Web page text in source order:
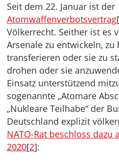
Seit dem 22. Januar ist der
Atomwaffenverbotsvertrag[
Völkerrecht. Seither ist es
Arsenale zu entwickeln, zu
transferieren oder sie zu
drohen oder sie
Einsatz unterstützend
sogenannte „Atomare
„Nukleare Teilhabe“ der
Deutschland explizit
NATO-Rat beschloss dazu
2020[2]: